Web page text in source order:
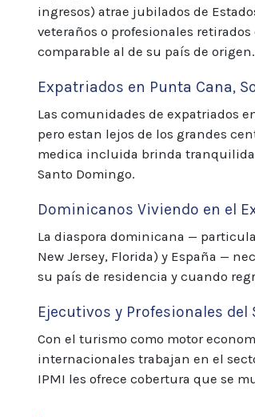
ingresos) atrae jubilados de
veteraños o profesionales
comparable al de su país de
Expatriados en Punta Cana,
Las comunidades de expatriados
pero estan lejos de los grandes
medica incluida brinda
Santo Domingo.
Dominicanos Viviendo en el
La diaspora dominicana —
New Jersey, Florida) y España —
su país de residencia y cuando
Ejecutivos y Profesionales del
Con el turismo como motor
internacionales trabajan en el
IPMI les ofrece cobertura que se